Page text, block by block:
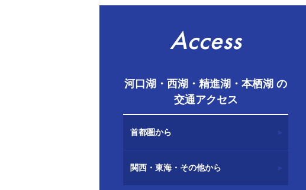
Access
河口湖・西湖・精進湖・本栖湖 の
交通アクセス
首都圏から
関西・東海・その他から